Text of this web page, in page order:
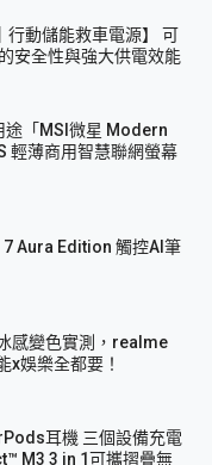
行動儲能救車電源】 可
安全性與強大供電效能
途「MSI微星 Modern
輕薄商用智慧聯網螢幕
Aura Edition 觸控AI筆
感變色實測，realme
x娛樂全都要！
耳機 三個設備充電
M3 3 in 1可攜摺疊無